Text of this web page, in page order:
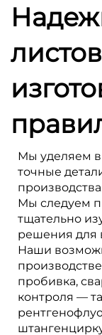
Мы уделяем
точные
Мы следуем
тщательно
решения для
Наши
пробивка,
контроля —